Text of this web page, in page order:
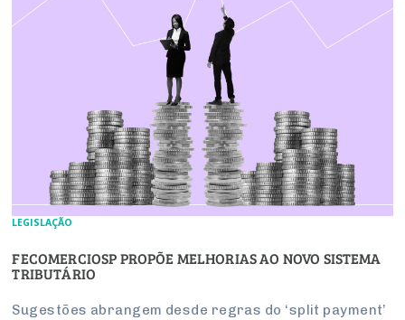
LEGISLAÇÃO
FECOMERCIOSP PROPÕE MELHORIAS AO NOVO SISTEMA
TRIBUTÁRIO
Sugestões abrangem desde regras do ‘split payment’